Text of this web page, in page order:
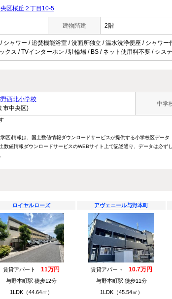
区桜丘２丁目10-5
建物階建 2階
シャワー / 追焚機能浴室 / 洗面所独立 / 温水洗浄便座 / シャワ
クス / TVインターホン / 駐輪場 / BS / ネット使用料不要 / シ
西北小学校
市中央区)
中学
区)情報は、国土数値情報ダウンロードサービスが提供する小学校区デー
数値情報ダウンロードサービスのWEBサイト上で記述通り、データは必
ロイヤルローズ
賃貸アパート 11万円
与野本町駅 徒歩12分
1LDK（44.64㎡）
アヴェニール与野本町
賃貸アパート 10.7万円
与野本町駅 徒歩11分
1LDK（45.54㎡）